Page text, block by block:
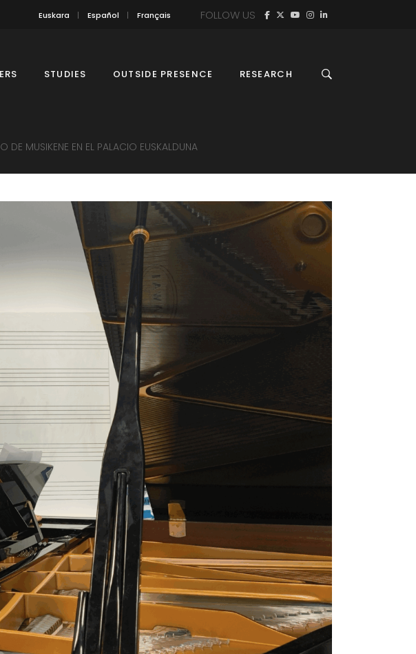
Euskara Español Français FOLLOW US
STUDIES OUTSIDE PRESENCE RESEARCH
DE MUSIKENE EN EL PALACIO EUSKALDUNA